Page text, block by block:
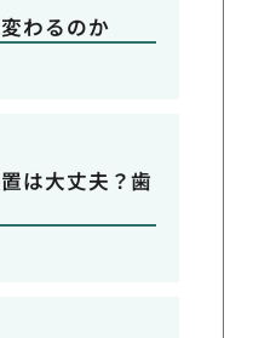
わるのか
は大丈夫？歯